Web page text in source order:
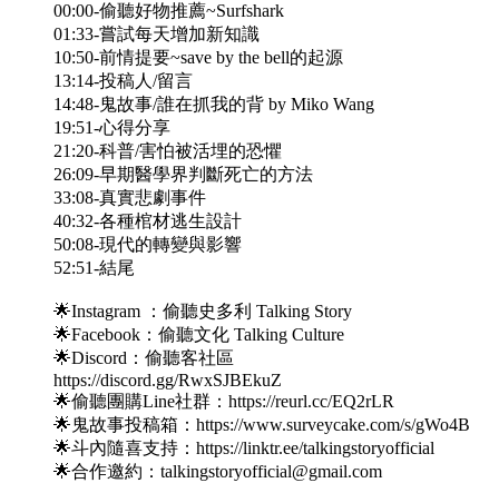
00:00-偷聽好物推薦~Surfshark
01:33-嘗試每天增加新知識
10:50-前情提要~save by the bell的起源
13:14-投稿人/留言
14:48-鬼故事/誰在抓我的背 by Miko Wang
19:51-心得分享
21:20-科普/害怕被活埋的恐懼
26:09-早期醫學界判斷死亡的方法
33:08-真實悲劇事件
40:32-各種棺材逃生設計
50:08-現代的轉變與影響
52:51-結尾
🌟Instagram ：偷聽史多利 Talking Story
🌟Facebook：偷聽文化 Talking Culture
🌟Discord：偷聽客社區
https://discord.gg/RwxSJBEkuZ
🌟偷聽團購Line社群：https://reurl.cc/EQ2rLR
🌟鬼故事投稿箱：https://www.surveycake.com/s/gWo4B
🌟斗內隨喜支持：https://linktr.ee/talkingstoryofficial
🌟合作邀約：talkingstoryofficial@gmail.com